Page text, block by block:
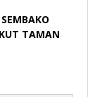
TAMAN